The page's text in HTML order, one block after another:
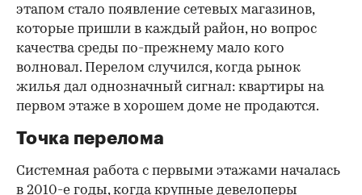
этапом стало появление сетевых магазинов,
которые пришли в каждый район, но вопрос
качества среды по-прежнему мало кого
волновал. Перелом случился, когда рынок
жилья дал однозначный сигнал: квартиры на
первом этаже в хорошем доме не продаются.
Точка перелома
Системная работа с первыми этажами началась
в 2010-е годы, когда крупные девелоперы